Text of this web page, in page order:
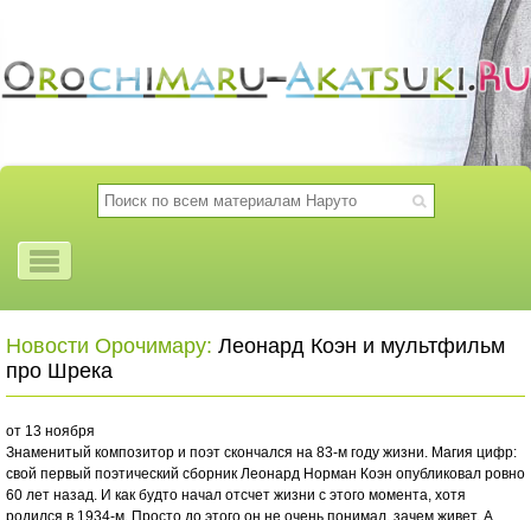
Новости Орочимару: Леонард Коэн и мультфильм
про Шрека
от 13 ноября
Знаменитый композитор и поэт скончался на 83-м году жизни. Магия цифр:
свой первый поэтический сборник Леонард Норман Коэн опубликовал ровно
60 лет назад. И как будто начал отсчет жизни с этого момента, хотя
родился в 1934-м. Просто до этого он не очень понимал, зачем живет. А